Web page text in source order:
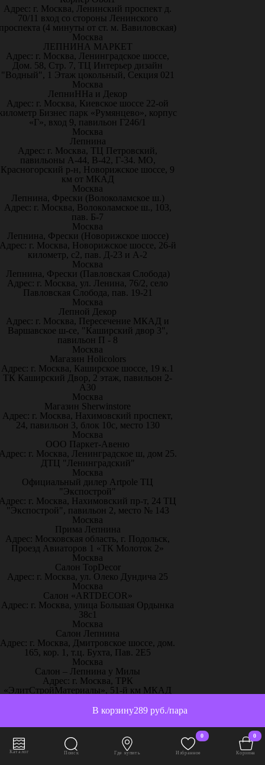
289 руб./пара
В корзину
Адрес: г. Москва, Ленинский проспект д.
70/11 вход со стороны Ленинского
(4 минуты от ст. м. Вавиловская)
Москва
ЛЕПНИНА МАРКЕТ
Адрес: г. Москва, Ленинградское шоссе,
Дом. 58, Стр. 7, ТЦ Интерьер дизайн
"Водный", 1 Этаж цокольный, Секция 021
Москва
ЛепниННа и Декор
Адрес: г. Москва, Киевское шоссе 22-ой
Бизнес парк «Румянцево», корпус
«Г», вход 9, павильон Г246/1
Москва
Лепнина
Адрес: г. Москва, ТЦ Петровский,
павильоны А-44, В-42, Г-34. МО,
Красногорский р-н, Новорижское шоссе, 9
км от МКАД
Москва
Лепнина, Фрески (Волоколамское ш.)
Адрес: г. Москва, Волоколамское ш., 103,
пав. Б-7
Москва
Лепнина, Фрески (Новорижское шоссе)
г. Москва, Новорижское шоссе, 26-й
километр, с2, пав. Д-23 и А-2
Москва
Лепнина, Фрески (Павловская Слобода)
Адрес: г. Москва, ул. Ленина, 76/2, село
Павловская Слобода, пав. 19-21
Москва
Лепной Декор
Адрес: г. Москва, Пересечение МКАД и
Варшавское ш-се, "Каширский двор 3",
павильон П - 8
Москва
Магазин Holicolors
Адрес: г. Москва, Каширское шоссе, 19 к.1
ТК Каширский Двор, 2 этаж, павильон 2-
А30
Москва
Магазин Sherwinstore
Адрес: г. Москва, Нахимовский проспект,
24, павильон 3, блок 10с, место 130
Москва
ООО Паркет-Авeню
г. Москва, Ленинградское ш, дом 25.
ДТЦ "Ленинградский"
Москва
Официальный дилер Artpole ТЦ
"Экспострой"
г. Москва, Нахимовский пр-т, 24 ТЦ
"Экспострой", павильон 2, место № 143
Москва
Прима Лепнина
Адрес: Московская область, г. Подольск,
Проезд Авиаторов 1 «ТК Молоток 2»
Москва
Салон TopDecor
Адрес: г. Москва, ул. Олеко Дундича 25
Москва
Салон «ARTDECOR»
Адрес: г. Москва, улица Большая Ордынка
38с1
Москва
Салон Лепнина
Адрес: г. Москва, Дмитровское шоссе, дом.
165, кор. 1, т.ц. Бухта, Пав. 2Е5
Москва
Салон – Лепнина у Милы
Адрес: г. Москва, ТРК
«ЭлитСтройМатериалы», 51-й км МКАД
павильон С13
Творческий дом «Красота и уют»
Адрес: г. Москва, ул. Рябиновая, 41, ЭДЦ
Madex (2 этаж прямо от эскалатора эксп. 2-
27, 2-28)
Каталог Поиск Где купить
0
Избранное
0
Корзина